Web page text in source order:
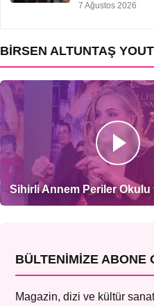
7 Ağustos 2026
BIRSEN ALTUNTAŞ
Sihirli Annem Periler
BÜLTENIMIZE ABONE
Magazin, dizi ve kültür sanat